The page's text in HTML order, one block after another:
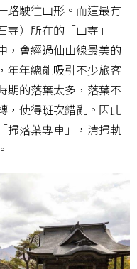
路駛往山形。而這最有
）所在的「山寺」
，會經過仙山線最美的
年總能吸引不少旅客
期的落葉太多，落葉不
，使得班次錯亂。因此
掃落葉專車」，清掃軌